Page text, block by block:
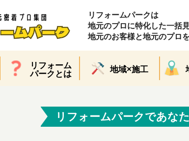
リフォームパークは
地元のプロに特化した一括
地元のお客様と地元のプロ
リフォーム
パークとは
地域×施工
リフォームパークであな